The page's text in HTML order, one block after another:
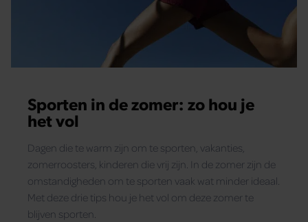
Sporten in de zomer: zo hou je
het vol
Dagen die te warm zijn om te sporten, vakanties,
zomerroosters, kinderen die vrij zijn. In de zomer zijn de
omstandigheden om te sporten vaak wat minder ideaal.
Met deze drie tips hou je het vol om deze zomer te
blijven sporten.